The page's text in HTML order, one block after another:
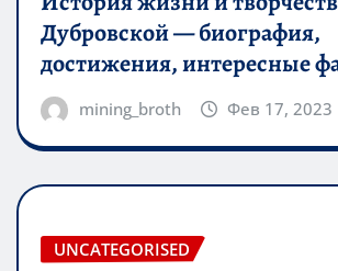
Дубровской — биография,
достижения, интересные
mining_broth Фев 17, 2023
UNCATEGORISED